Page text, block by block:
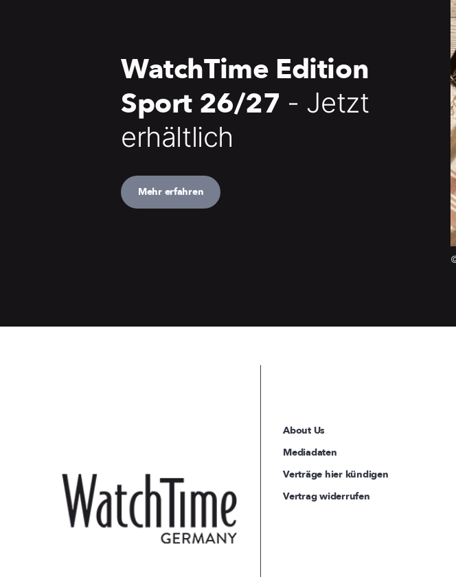
WatchTime Edition
Sport 26/27 - Jetzt
erhältlich
Mehr erfahren
About Us
Mediadaten
Verträge hier kündigen
Vertrag widerrufen